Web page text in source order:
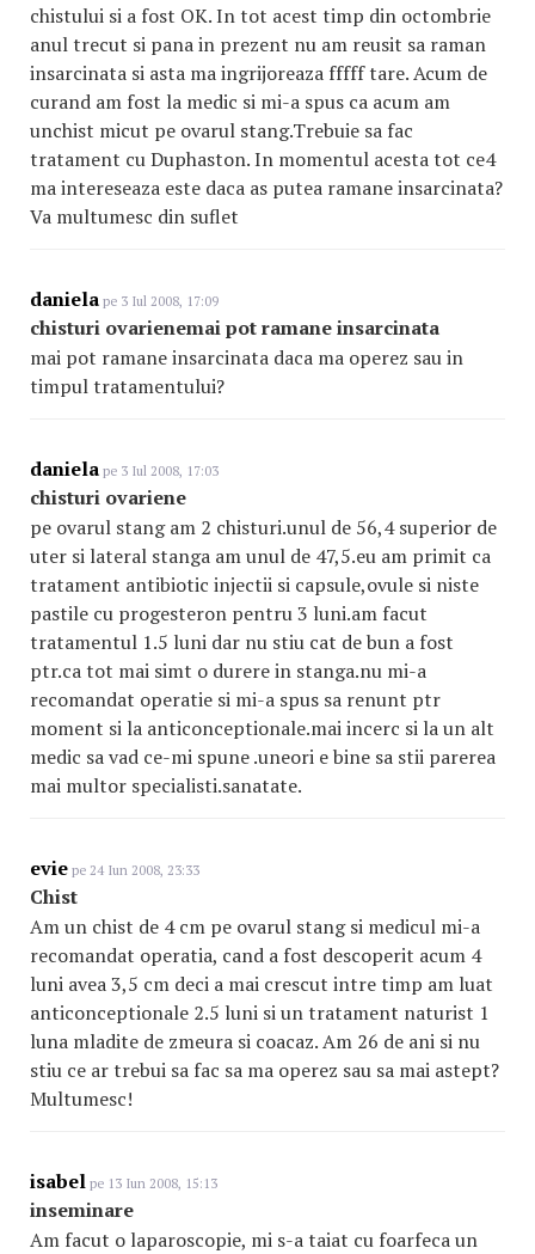
chistului si a fost OK. In tot acest timp din octombrie
anul trecut si pana in prezent nu am reusit sa raman
insarcinata si asta ma ingrijoreaza fffff tare. Acum de
curand am fost la medic si mi-a spus ca acum am
unchist micut pe ovarul stang.Trebuie sa fac
tratament cu Duphaston. In momentul acesta tot ce4
ma intereseaza este daca as putea ramane insarcinata?
Va multumesc din suflet
daniela pe 3 Iul 2008, 17:09
chisturi ovarienemai pot ramane insarcinata
mai pot ramane insarcinata daca ma operez sau in
timpul tratamentului?
daniela pe 3 Iul 2008, 17:03
chisturi ovariene
pe ovarul stang am 2 chisturi.unul de 56,4 superior de
uter si lateral stanga am unul de 47,5.eu am primit ca
tratament antibiotic injectii si capsule,ovule si niste
pastile cu progesteron pentru 3 luni.am facut
tratamentul 1.5 luni dar nu stiu cat de bun a fost
ptr.ca tot mai simt o durere in stanga.nu mi-a
recomandat operatie si mi-a spus sa renunt ptr
moment si la anticonceptionale.mai incerc si la un alt
medic sa vad ce-mi spune .uneori e bine sa stii parerea
mai multor specialisti.sanatate.
evie pe 24 Iun 2008, 23:33
Chist
Am un chist de 4 cm pe ovarul stang si medicul mi-a
recomandat operatia, cand a fost descoperit acum 4
luni avea 3,5 cm deci a mai crescut intre timp am luat
anticonceptionale 2.5 luni si un tratament naturist 1
luna mladite de zmeura si coacaz. Am 26 de ani si nu
stiu ce ar trebui sa fac sa ma operez sau sa mai astept?
Multumesc!
isabel pe 13 Iun 2008, 15:13
inseminare
Am facut o laparoscopie, mi s-a taiat cu foarfeca un